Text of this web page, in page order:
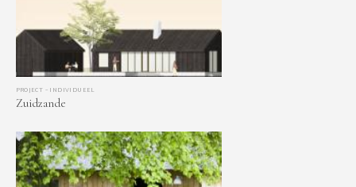
PROJECT – INDIVIDUEEL
Zuidzande